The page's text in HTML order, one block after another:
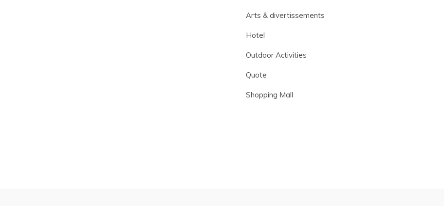
Arts & divertissements
Hotel
Outdoor Activities
Quote
Shopping Mall